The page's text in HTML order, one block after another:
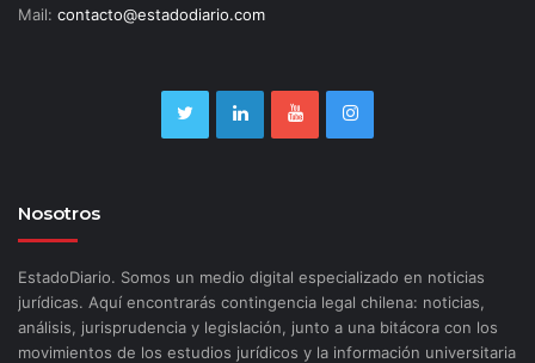
Mail: contacto@estadodiario.com
Nosotros
EstadoDiario. Somos un medio digital especializado en noticias
jurídicas. Aquí encontrarás contingencia legal chilena: noticias,
análisis, jurisprudencia y legislación, junto a una bitácora con los
movimientos de los estudios jurídicos y la información universitaria